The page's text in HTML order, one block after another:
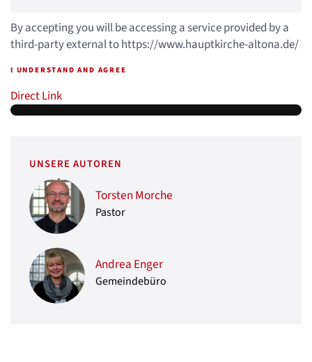
By accepting you will be accessing a service provided by a
third-party external to https://www.hauptkirche-altona.de/
I UNDERSTAND AND AGREE
Direct Link
UNSERE AUTOREN
Torsten Morche
Pastor
Andrea Enger
Gemeindebüro